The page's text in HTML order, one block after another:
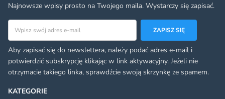
KATEGORIE
Najnowsze wpisy prosto na Twojego maila. Wystarczy się zapisać.
Adres email
ZAPISZ SIĘ
Aby zapisać się do newslettera, należy podać adres e-mail i
potwierdzić subskrypcję klikając w link aktywacyjny. Jeżeli nie
otrzymacie takiego linka, sprawdźcie swoją skrzynkę ze spamem.